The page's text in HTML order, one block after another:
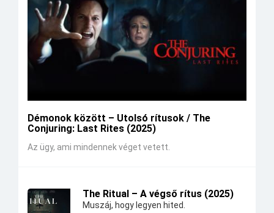
Démonok között – Utolsó rítusok / The
Conjuring: Last Rites (2025)
Az ügy, ami mindennek véget vetett.
The Ritual – A végső rítus (2025)
Muszáj, hogy legyen hited.